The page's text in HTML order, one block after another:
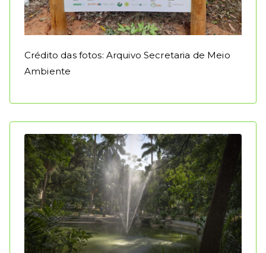
Crédito das fotos: Arquivo Secretaria de Meio
Ambiente